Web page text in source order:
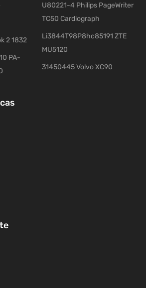
2 1832
PA-
U80221-4 Philips PageWriter
TC50 Cardiograph
Li3844T98P8hc85191 ZTE
MU5120
31450445 Volvo XC90